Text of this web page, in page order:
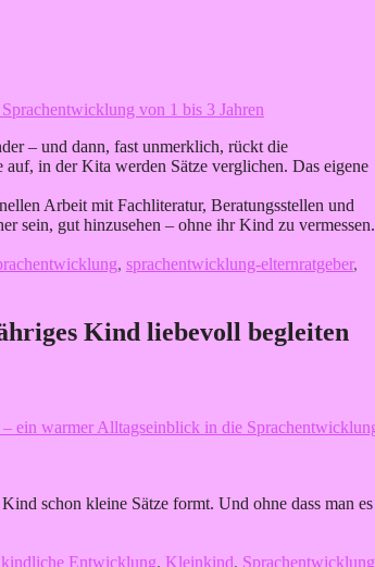
– und dann, fast unmerklich, rückt die
in der Kita werden Sätze verglichen. Das eigene
Arbeit mit Fachliteratur, Beratungsstellen und
sein, gut hinzusehen – ohne ihr Kind zu vermessen.
, sprachentwicklung-elternratgeber,
Kind liebevoll begleiten
schon kleine Sätze formt. Und ohne dass man es
Entwicklung, Kleinkind, Sprachentwicklung